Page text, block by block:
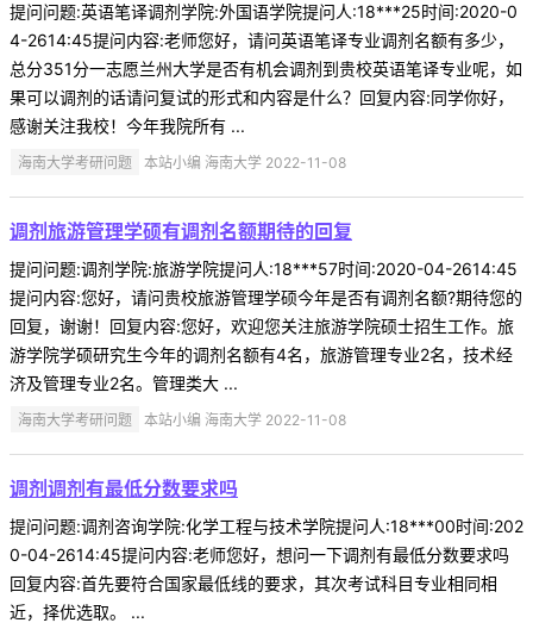
提问问题:英语笔译调剂学院:外国语学院提问人:18***25时间:2020-0
4-2614:45提问内容:老师您好，请问英语笔译专业调剂名额有多少，
总分351分一志愿兰州大学是否有机会调剂到贵校英语笔译专业呢，如
果可以调剂的话请问复试的形式和内容是什么？回复内容:同学你好，
感谢关注我校！今年我院所有 ...
海南大学考研问题 本站小编 海南大学 2022-11-08
调剂旅游管理学硕有调剂名额期待的回复
提问问题:调剂学院:旅游学院提问人:18***57时间:2020-04-2614:45
提问内容:您好，请问贵校旅游管理学硕今年是否有调剂名额?期待您的
回复，谢谢！回复内容:您好，欢迎您关注旅游学院硕士招生工作。旅
游学院学硕研究生今年的调剂名额有4名，旅游管理专业2名，技术经
济及管理专业2名。管理类大 ...
海南大学考研问题 本站小编 海南大学 2022-11-08
调剂调剂有最低分数要求吗
提问问题:调剂咨询学院:化学工程与技术学院提问人:18***00时间:202
0-04-2614:45提问内容:老师您好，想问一下调剂有最低分数要求吗
回复内容:首先要符合国家最低线的要求，其次考试科目专业相同相
近，择优选取。 ...